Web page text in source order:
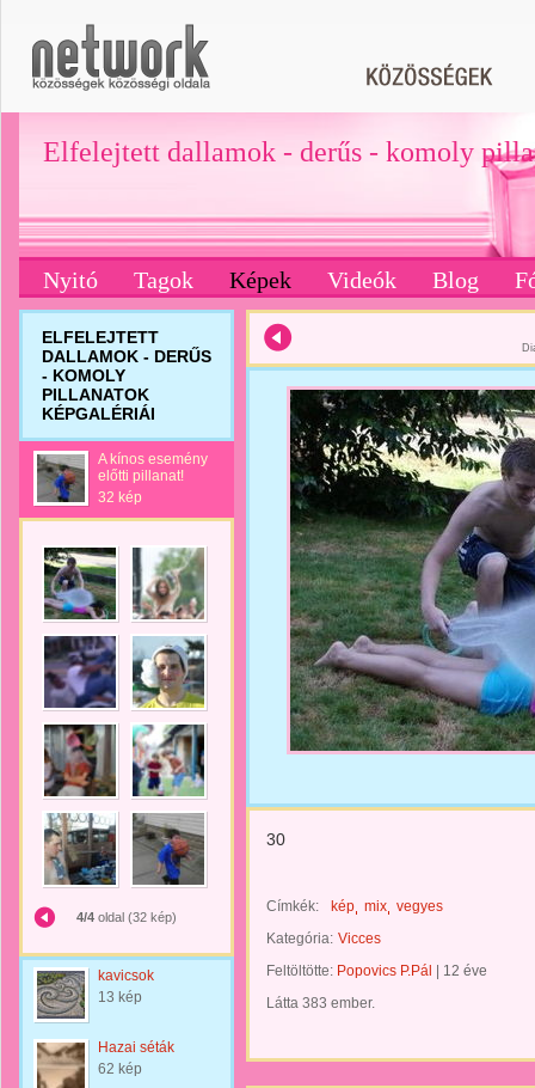
Elfelejtett dallamok - derűs - komoly
Nyitó Tagok Képek Videók Blog
ELFELEJTETT
DALLAMOK - DERŰS
- KOMOLY
PILLANATOK
KÉPGALÉRIÁI
A kínos esemény
előtti pillanat!
32 kép
4/4 oldal (32 kép)
kavicsok
13 kép
Hazai séták
62 kép
30
Címkék: kép mix vegyes
Kategória: Vicces
Feltöltötte: Popovics P.Pál
12 éve
Látta 383 ember.